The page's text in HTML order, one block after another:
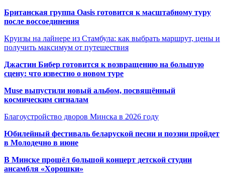
Британская группа Oasis готовится к масштабному туру
после воссоединения
Круизы на лайнере из Стамбула: как выбрать маршрут, цены и
получить максимум от путешествия
Джастин Бибер готовится к возвращению на большую
сцену: что известно о новом туре
Muse выпустили новый альбом, посвящённый
космическим сигналам
Благоустройство дворов Минска в 2026 году
Юбилейный фестиваль беларуской песни и поэзии пройдет
в Молодечно в июне
В Минске прошёл большой концерт детской студии
ансамбля «Хорошки»